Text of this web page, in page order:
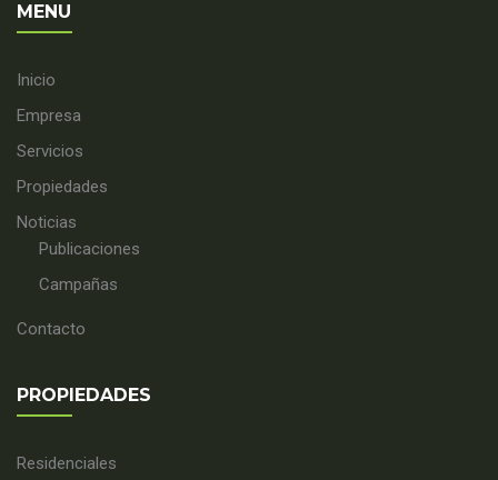
MENU
Inicio
Empresa
Servicios
Propiedades
Noticias
Publicaciones
Campañas
Contacto
PROPIEDADES
Residenciales